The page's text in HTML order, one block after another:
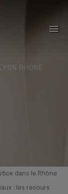
menu
RHONE
dans le Rhône
: les recours